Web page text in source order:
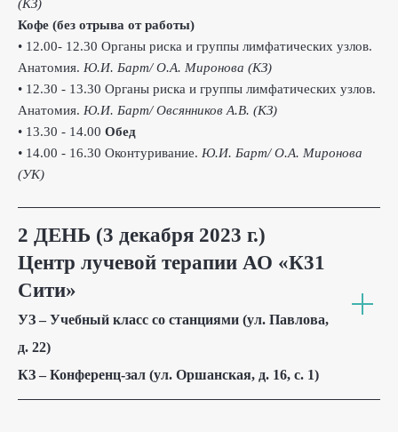
(КЗ)
Кофе (без отрыва от работы)
• 12.00- 12.30 Органы риска и группы лимфатических узлов.
Анатомия. Ю.И. Барт/ О.А. Миронова (КЗ)
• 12.30 - 13.30 Органы риска и группы лимфатических узлов.
Анатомия. Ю.И. Барт/ Овсянников А.В. (КЗ)
• 13.30 - 14.00 Обед
• 14.00 - 16.30 Оконтуривание. Ю.И. Барт/ О.А. Миронова
(УК)
2 ДЕНЬ (3 декабря 2023 г.)
Центр лучевой терапии АО «К31
Сити»
УЗ – Учебный класс со станциями (ул. Павлова,
д. 22)
КЗ – Конференц-зал (ул. Оршанская, д. 16, с. 1)